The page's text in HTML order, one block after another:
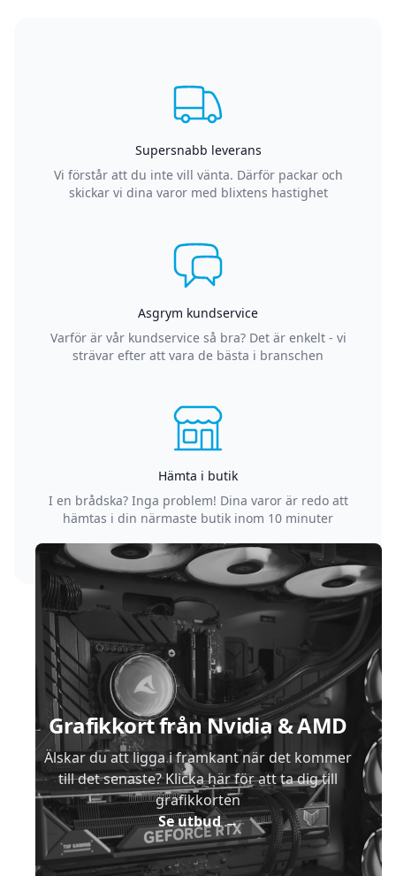
Supersnabb leverans
Vi förstår att du inte vill vänta. Därför packar och
skickar vi dina varor med blixtens hastighet
Asgrym kundservice
Varför är vår kundservice så bra? Det är enkelt - vi
strävar efter att vara de bästa i branschen
Hämta i butik
I en brådska? Inga problem! Dina varor är redo att
hämtas i din närmaste butik inom 10 minuter
Grafikkort från Nvidia & AMD
Älskar du att ligga i framkant när det kommer
till det senaste? Klicka här för att ta dig till
grafikkorten
Se utbud→